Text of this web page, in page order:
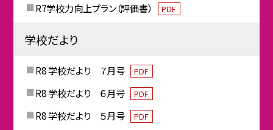
R7学校力向上プラン（評価書） PDF
学校だより
R8 学校だより ７月号 PDF
R8 学校だより ６月号 PDF
R8 学校だより ５月号 PDF